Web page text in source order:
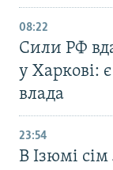
08:22
Сили РФ
у Харкові:
влада
23:54
В Ізюмі